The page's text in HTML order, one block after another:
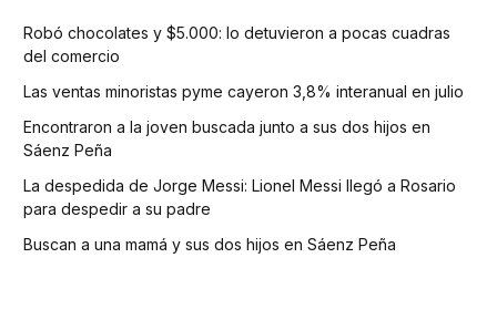
Robó chocolates y $5.000: lo detuvieron a pocas cuadras
del comercio
Las ventas minoristas pyme cayeron 3,8% interanual en julio
Encontraron a la joven buscada junto a sus dos hijos en
Sáenz Peña
La despedida de Jorge Messi: Lionel Messi llegó a Rosario
para despedir a su padre
Buscan a una mamá y sus dos hijos en Sáenz Peña